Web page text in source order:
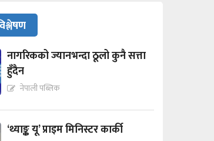
नागरिकको ज्यानभन्दा ठूलो कुनै सत्ता
हुँदैन
नेपाली पब्लिक
‘थ्याङ्क यू’ प्राइम मिनिस्टर कार्की